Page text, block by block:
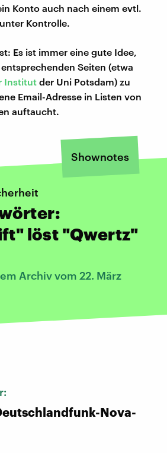
Konto auch nach einem evtl.
Kontrolle.
Es ist immer eine gute Idee,
Seiten (etwa
Institut der Uni Potsdam) zu
Email-Adresse in Listen von
auftaucht.
Shownotes
löst "Qwertz"
Archiv vom 22. März
Nova-